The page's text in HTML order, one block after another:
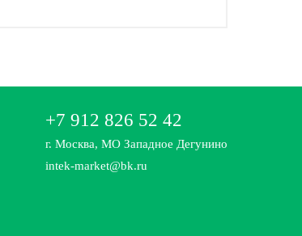
+7 912 826 52 42
г. Москва, МО Западное Дегунино
intek-market@bk.ru